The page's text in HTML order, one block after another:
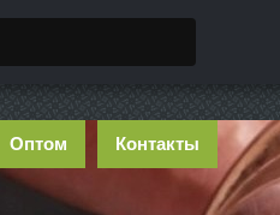
Оптом Контакты